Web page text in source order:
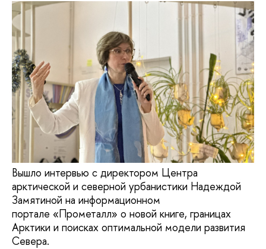
Вышло интервью с директором Центра
арктической и северной урбанистики Надеждой
Замятиной на информационном
портале «Прометалл» о новой книге, границах
Арктики и поисках оптимальной модели развития
Севера.